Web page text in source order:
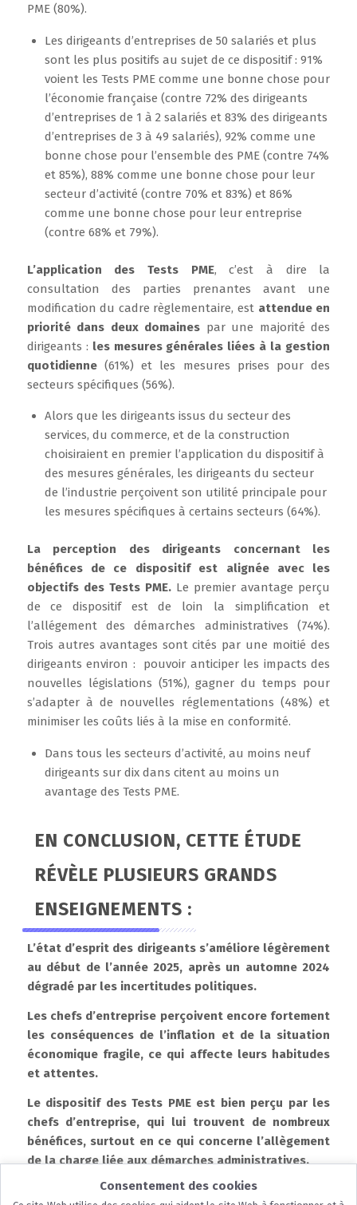
PME (80%).
Les dirigeants d’entreprises de 50 salariés et plus
sont les plus positifs au sujet de ce dispositif : 91%
voient les Tests PME comme une bonne chose pour
l’économie française (contre 72% des dirigeants
d’entreprises de 1 à 2 salariés et 83% des dirigeants
d’entreprises de 3 à 49 salariés), 92% comme une
bonne chose pour l’ensemble des PME (contre 74%
et 85%), 88% comme une bonne chose pour leur
secteur d’activité (contre 70% et 83%) et 86%
comme une bonne chose pour leur entreprise
(contre 68% et 79%).
L’application des Tests PME, c’est à dire la
consultation des parties prenantes avant une
modification du cadre règlementaire, est attendue en
priorité dans deux domaines par une majorité des
dirigeants : les mesures générales liées à la gestion
quotidienne(61%) et les mesures prises pour des
secteurs spécifiques (56%).
Alors que les dirigeants issus du secteur des
services, du commerce, et de la construction
choisiraient en premier l’application du dispositif à
des mesures générales, les dirigeants du secteur
de l’industrie perçoivent son utilité principale pour
les mesures spécifiques à certains secteurs (64%).
La perception des dirigeants concernant les
bénéfices de ce dispositif est alignée avec les
objectifs des Tests PME.Le premier avantage perçu
de ce dispositif est de loin la simplification et
l’allégement des démarches administratives (74%).
Trois autres avantages sont cités par une moitié des
dirigeants environ : pouvoir anticiper les impacts des
nouvelles législations (51%), gagner du temps pour
s’adapter à de nouvelles réglementations (48%) et
minimiser les coûts liés à la mise en conformité.
Dans tous les secteurs d’activité, au moins neuf
dirigeants sur dix dans citent au moins un
avantage des Tests PME.
EN CONCLUSION, CETTE ÉTUDE
RÉVÈLE PLUSIEURS GRANDS
ENSEIGNEMENTS :
L’état d’esprit des dirigeants s’améliore légèrement
au début de l’année 2025, après un automne 2024
dégradé par les incertitudes politiques.
Les chefs d’entreprise perçoivent encore fortement
les conséquences de l’inflation et de la situation
économique fragile, ce qui affecte leurs habitudes
et attentes.
Le dispositif des Tests PME est bien perçu par les
chefs d’entreprise, qui lui trouvent de nombreux
bénéfices, surtout en ce qui concerne l’allègement
de la charge liée aux démarches administratives.
Consentement des cookies